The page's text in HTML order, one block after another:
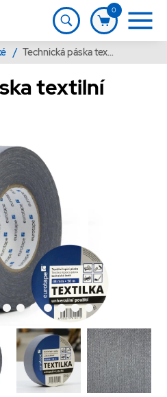
0
/ Technická páska textilní šedá
textilní